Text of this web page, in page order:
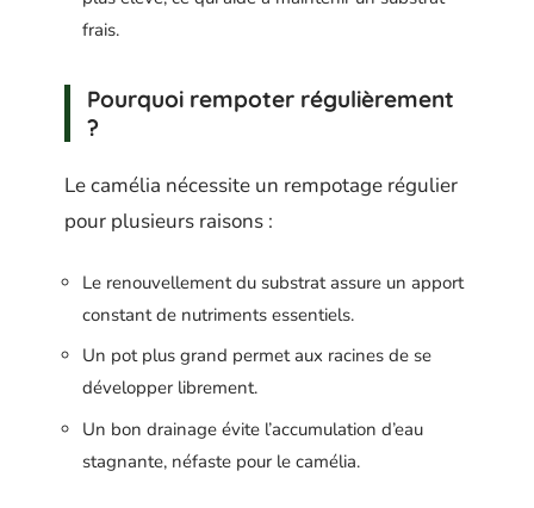
frais.
Pourquoi rempoter régulièrement
?
Le camélia nécessite un rempotage régulier
pour plusieurs raisons :
Le renouvellement du substrat assure un apport
constant de nutriments essentiels.
Un pot plus grand permet aux racines de se
développer librement.
Un bon drainage évite l’accumulation d’eau
stagnante, néfaste pour le camélia.